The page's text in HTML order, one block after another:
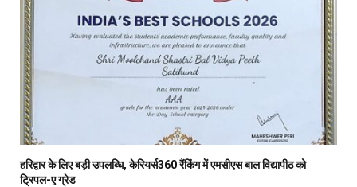
हरिद्वार के लिए बड़ी उपलब्धि, केरियर्स360 रैंकिंग में एमसीएस बाल विद्यापीठ को
ट्रिपल-ए ग्रेड